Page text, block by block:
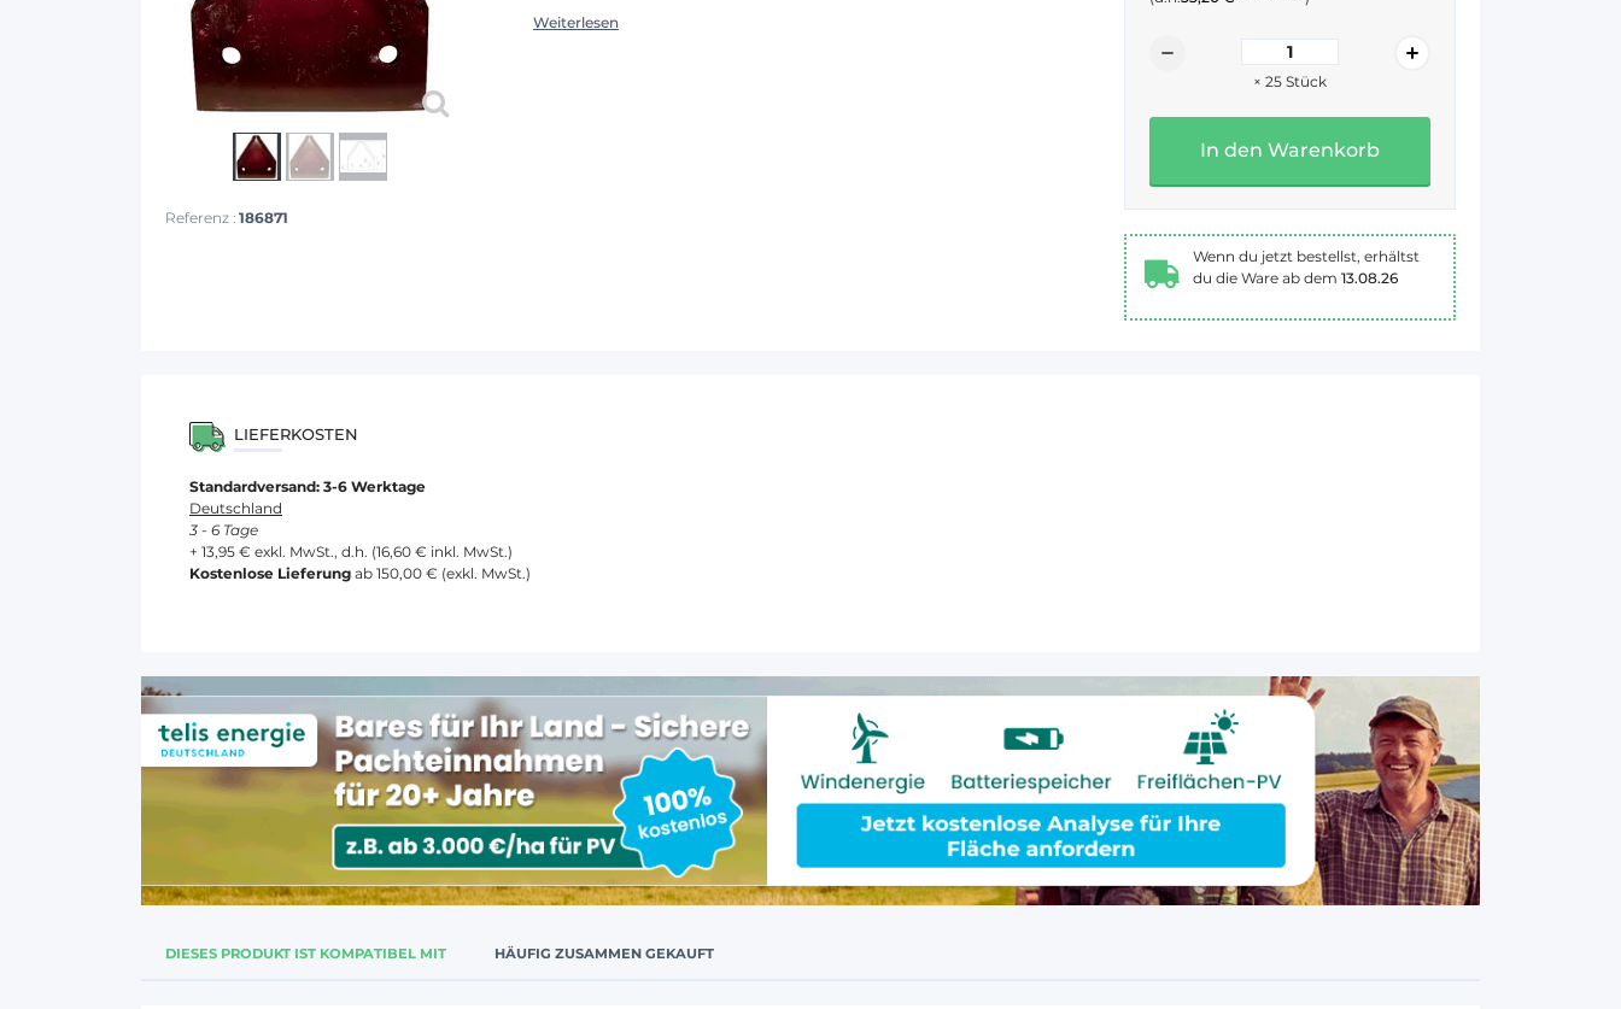
Referenz : 186871
Weiterlesen
× 25 Stück
In den Warenkorb
Wenn du jetzt bestellst, erhältst
du die Ware ab dem 13.08.26
LIEFERKOSTEN
Standardversand: 3-6 Werktage
Deutschland
3 - 6 Tage
+ 13,95 € exkl. MwSt., d.h. (16,60 € inkl. MwSt.)
Kostenlose Lieferung ab 150,00 € (exkl. MwSt.)
DIESES PRODUKT IST KOMPATIBEL MIT HÄUFIG ZUSAMMEN GEKAUFT